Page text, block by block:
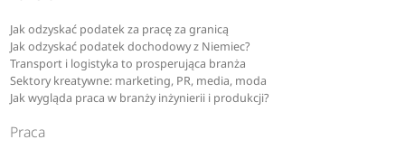
Jak odzyskać podatek za pracę za granicą
Jak odzyskać podatek dochodowy z Niemiec?
Transport i logistyka to prosperująca branża
Sektory kreatywne: marketing, PR, media, moda
Jak wygląda praca w branży inżynierii i produkcji?
Praca